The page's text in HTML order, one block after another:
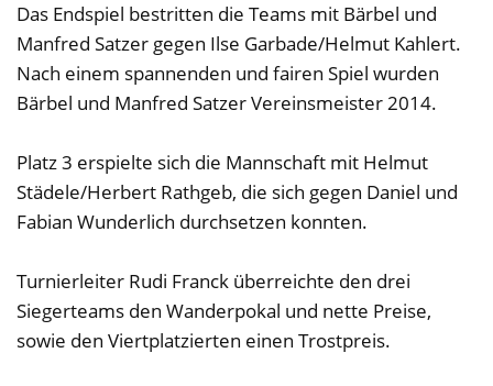
Das Endspiel bestritten die Teams mit Bärbel und
Manfred Satzer gegen Ilse Garbade/Helmut Kahlert.
Nach einem spannenden und fairen Spiel wurden
Bärbel und Manfred Satzer Vereinsmeister 2014.
Platz 3 erspielte sich die Mannschaft mit Helmut
Städele/Herbert Rathgeb, die sich gegen Daniel und
Fabian Wunderlich durchsetzen konnten.
Turnierleiter Rudi Franck überreichte den drei
Siegerteams den Wanderpokal und nette Preise,
sowie den Viertplatzierten einen Trostpreis.